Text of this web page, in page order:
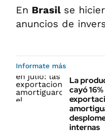
En Brasil se
anuncios de
Informate más
La
cayó
internas